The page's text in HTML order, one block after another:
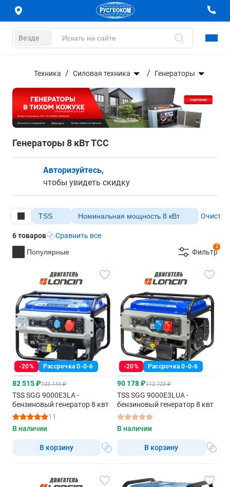
Везде
Техника Силовая техника Генераторы
Генераторы 8 кВт ТСС
Авторизуйтесь,
чтобы увидеть скидку
TSS Номинальная мощность 8 кВт
6 товаров
Сравнить все
Популярные
2
Фильтр
-20% Рассрочка 0-0-6
82 515 ₽103 144 ₽
TSS SGG 9000E3LA -
бензиновый генератор 8 квт
11
В наличии
В корзину
-20% Рассрочка 0-0-6
90 178 ₽112 723 ₽
TSS SGG 9000E3LUA -
бензиновый генератор 8 квт
В наличии
В корзину